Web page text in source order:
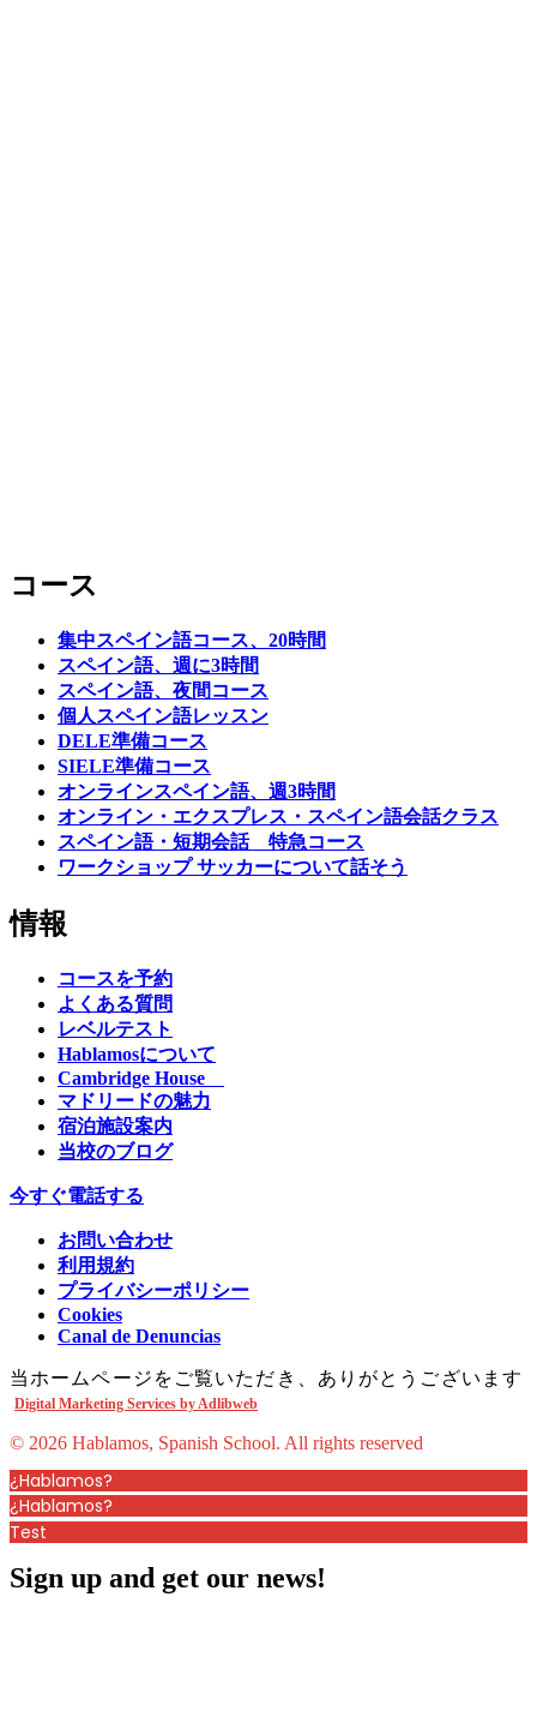
コース
集中スペイン語コース、20時間
スペイン語、週に3時間
スペイン語、夜間コース
個人スペイン語レッスン
DELE準備コース
SIELE準備コース
オンラインスペイン語、週3時間
オンライン・エクスプレス・スペイン語会話クラス
スペイン語・短期会話 特急コース
ワークショップ サッカーについて話そう
情報
コースを予約
よくある質問
レベルテスト
Hablamosについて
Cambridge House
マドリードの魅力
宿泊施設案内
当校のブログ
今すぐ電話する
お問い合わせ
利用規約
プライバシーポリシー
Cookies
Canal de Denuncias
当ホームページをご覧いただき、ありがとうございます
Digital Marketing Services by Adlibweb
© 2026 Hablamos, Spanish School. All rights reserved
¿Hablamos?
¿Hablamos?
Test
Sign up and get our news!